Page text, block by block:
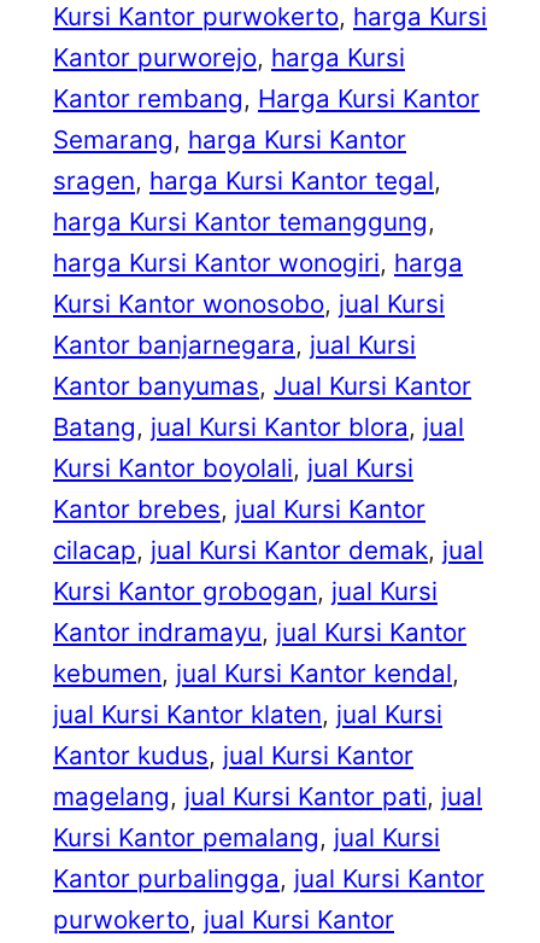
Kursi Kantor purwokerto, harga Kursi
Kantor purworejo, harga Kursi
Kantor rembang, Harga Kursi Kantor
Semarang, harga Kursi Kantor
sragen, harga Kursi Kantor tegal
harga Kursi Kantor temanggung
harga Kursi Kantor wonogiri, harga
Kursi Kantor wonosobo, jual Kursi
Kantor banjarnegara, jual Kursi
Kantor banyumas, Jual Kursi Kantor
Batang, jual Kursi Kantor blora, jual
Kursi Kantor boyolali, jual Kursi
Kantor brebes, jual Kursi Kantor
cilacap, jual Kursi Kantor demak, jual
Kursi Kantor grobogan, jual Kursi
Kantor indramayu, jual Kursi Kantor
kebumen, jual Kursi Kantor kendal
jual Kursi Kantor klaten, jual Kursi
Kantor kudus, jual Kursi Kantor
magelang, jual Kursi Kantor pati, jual
Kursi Kantor pemalang, jual Kursi
Kantor purbalingga, jual Kursi Kantor
purwokerto, jual Kursi Kantor